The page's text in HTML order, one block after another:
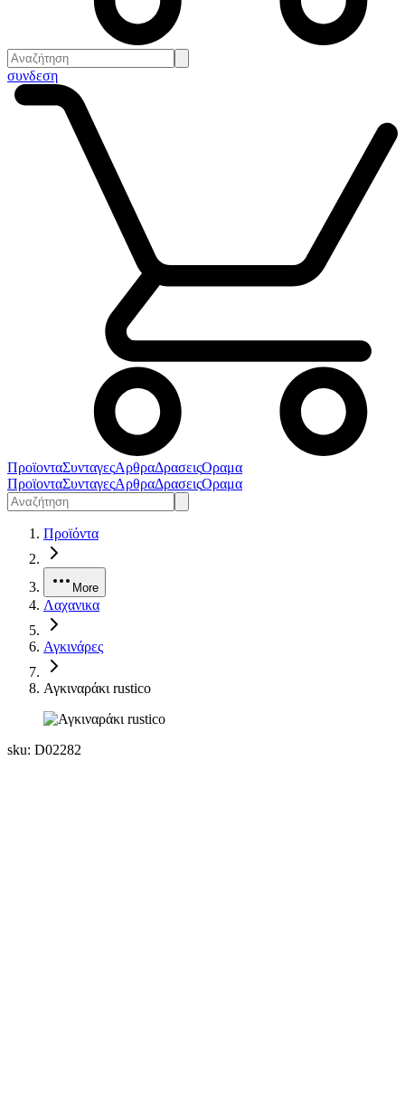
συνδεση
ΠροϊονταΣυνταγεςΑρθραΔρασειςΟραμα
ΠροϊονταΣυνταγεςΑρθραΔρασειςΟραμα
Προϊόντα
More
Λαχανικα
Αγκινάρες
Αγκιναράκι rustico
sku: D02282